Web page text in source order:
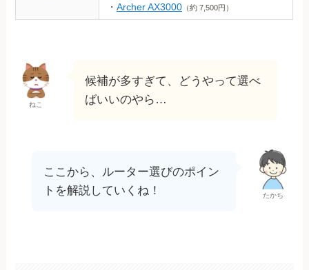
・ Archer AX3000（約 7,500円）
ねこ
候補が多すぎて、どうやって選べ
ばいいのやら…
たかち
ここから、ルーター選びのポイン
トを解説していくね！